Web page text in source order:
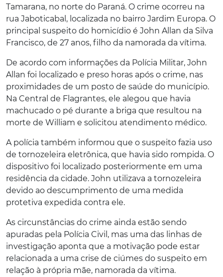
Tamarana, no norte do Paraná. O crime ocorreu na
rua Jaboticabal, localizada no bairro Jardim Europa. O
principal suspeito do homicídio é John Allan da Silva
Francisco, de 27 anos, filho da namorada da vítima.
De acordo com informações da Polícia Militar, John
Allan foi localizado e preso horas após o crime, nas
proximidades de um posto de saúde do município.
Na Central de Flagrantes, ele alegou que havia
machucado o pé durante a briga que resultou na
morte de William e solicitou atendimento médico.
A polícia também informou que o suspeito fazia uso
de tornozeleira eletrônica, que havia sido rompida. O
dispositivo foi localizado posteriormente em uma
residência da cidade. John utilizava a tornozeleira
devido ao descumprimento de uma medida
protetiva expedida contra ele.
As circunstâncias do crime ainda estão sendo
apuradas pela Polícia Civil, mas uma das linhas de
investigação aponta que a motivação pode estar
relacionada a uma crise de ciúmes do suspeito em
relação à própria mãe, namorada da vítima.